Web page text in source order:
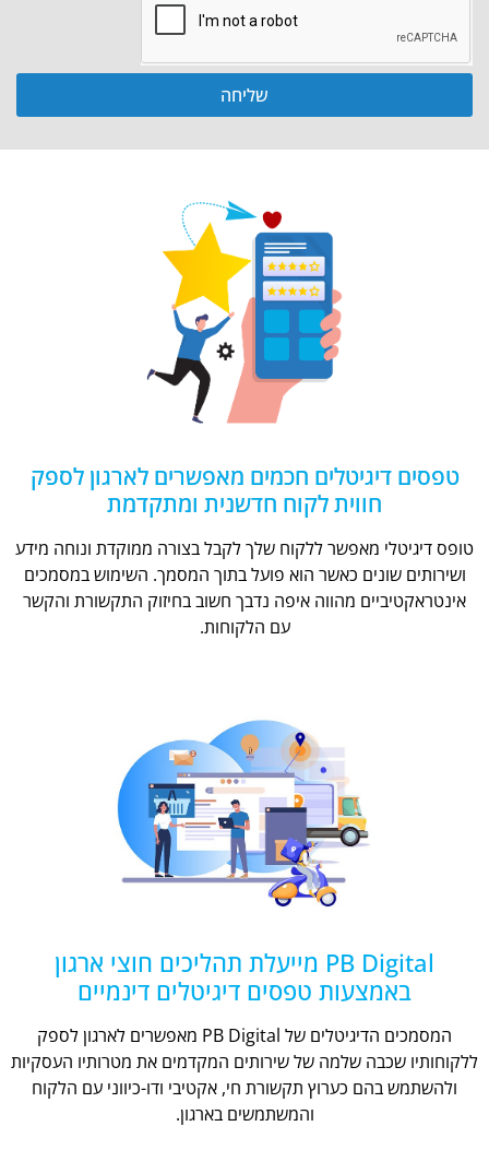
שליחה
טפסים דיגיטלים חכמים מאפשרים לארגון לספק
חווית לקוח חדשנית ומתקדמת
טופס דיגיטלי מאפשר ללקוח שלך לקבל בצורה ממוקדת ונוחה מידע
ושירותים שונים כאשר הוא פועל בתוך המסמך. השימוש במסמכים
אינטראקטיביים מהווה איפה נדבך חשוב בחיזוק התקשורת והקשר
עם הלקוחות.
PB Digital מייעלת תהליכים חוצי ארגון
באמצעות טפסים דיגיטלים דינמיים
המסמכים הדיגיטלים של PB Digital מאפשרים לארגון לספק
ללקוחותיו שכבה שלמה של שירותים המקדמים את מטרותיו העסקיות
ולהשתמש בהם כערוץ תקשורת חי, אקטיבי ודו-כיווני עם הלקוח
והמשתמשים בארגון.